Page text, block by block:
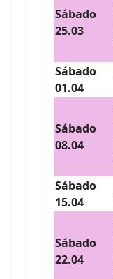
Sábado
25.03
Sábado
01.04
Sábado
08.04
Sábado
15.04
Sábado
22.04